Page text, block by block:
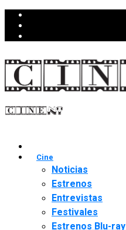
Cine
Noticias
Estrenos
Entrevistas
Festivales
Estrenos Blu-ray